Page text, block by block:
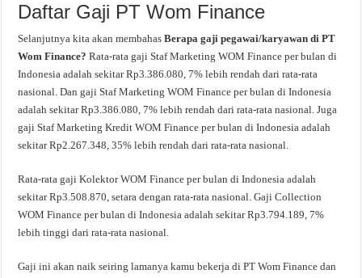
Daftar Gaji PT Wom Finance
Selanjutnya kita akan membahasBerapa gaji pegawai/karyawan di PT
Wom Finance?Rata-rata gaji Staf Marketing WOM Finance per bulan di
Indonesia adalah sekitar Rp3.386.080, 7% lebih rendah dari rata-rata
nasional. Dan gaji Staf Marketing WOM Finance per bulan di Indonesia
adalah sekitar Rp3.386.080, 7% lebih rendah dari rata-rata nasional. Juga
gaji Staf Marketing Kredit WOM Finance per bulan di Indonesia adalah
sekitar Rp2.267.348, 35% lebih rendah dari rata-rata nasional.
Rata-rata gaji Kolektor WOM Finance per bulan di Indonesia adalah
sekitar Rp3.508.870, setara dengan rata-rata nasional. Gaji Collection
WOM Finance per bulan di Indonesia adalah sekitar Rp3.794.189, 7%
lebih tinggi dari rata-rata nasional.
Gaji ini akan naik seiring lamanya kamu bekerja di PT Wom Finance dan